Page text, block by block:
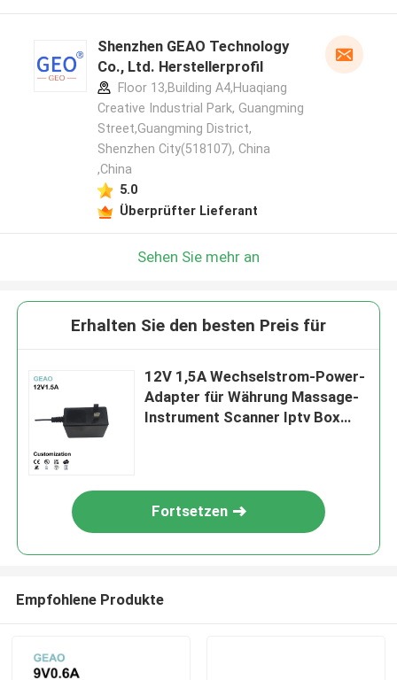
Shenzhen GEAO Technology
Co., Ltd. Herstellerprofil
Floor 13,Building A4,Huaqiang
Creative Industrial Park, Guangming
Street,Guangming District,
Shenzhen City(518107), China
,China
5.0
Überprüfter Lieferant
Sehen Sie mehr an
Erhalten Sie den besten Preis für
12V 1,5A Wechselstrom-Power-
Adapter für Währung Massage-
Instrument Scanner Iptv Box
Fortsetzen
Empfohlene Produkte